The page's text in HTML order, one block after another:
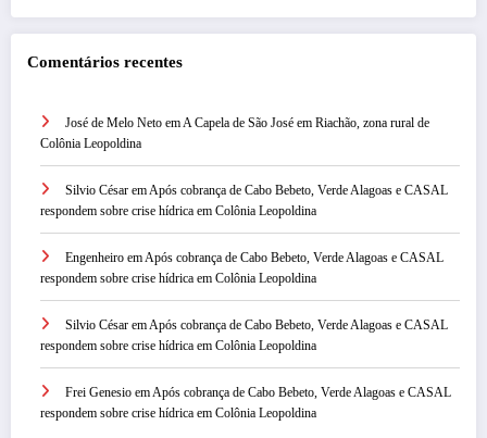
Comentários recentes
José de Melo Neto em A Capela de São José em Riachão, zona rural de
Colônia Leopoldina
Silvio César em Após cobrança de Cabo Bebeto, Verde Alagoas e CASAL
respondem sobre crise hídrica em Colônia Leopoldina
Engenheiro em Após cobrança de Cabo Bebeto, Verde Alagoas e CASAL
respondem sobre crise hídrica em Colônia Leopoldina
Silvio César em Após cobrança de Cabo Bebeto, Verde Alagoas e CASAL
respondem sobre crise hídrica em Colônia Leopoldina
Frei Genesio em Após cobrança de Cabo Bebeto, Verde Alagoas e CASAL
respondem sobre crise hídrica em Colônia Leopoldina